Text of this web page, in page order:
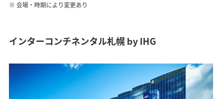
会場・時期により変更あり
インターコンチネンタル札幌 by IHG